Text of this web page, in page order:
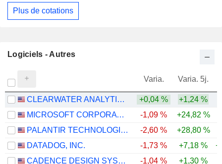
Plus de cotations
Logiciels - Autres
Varia. Varia. 5j.
CLEARWATER ANALYTICS HOLDINGS, INC. +0,04 %
+1,24 %
MICROSOFT CORPORATION
-1,09 % +24,82 %
PALANTIR TECHNOLOGIES INC.
-2,60 % +28,80 %
DATADOG, INC.
-1,73 % +7,18 %
CADENCE DESIGN SYSTEMS, INC.
-1,04 % +1,30 %